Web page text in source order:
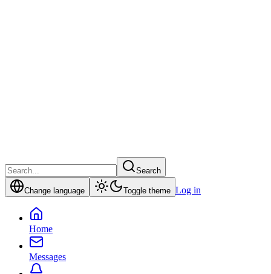
Search
Change language Toggle theme Log in
Home
Messages